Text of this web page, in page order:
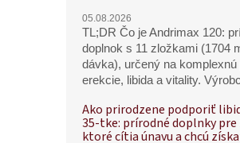
05.08.2026
TL;DR Čo je Andrimax 120:
doplnok s 11 zložkami (1704
dávka), určený na komplexnú
erekcie, libida a vitality.
Ako prirodzene podporiť
35-tke: prírodné doplnky pre
ktoré cítia únavu a chcú